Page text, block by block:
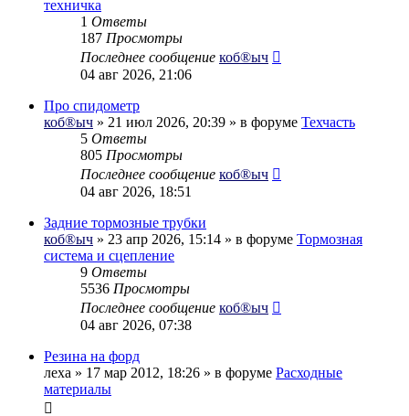
техничка
1 Ответы
187 Просмотры
Последнее сообщение коб®ыч
04 авг 2026, 21:06
Про спидометр
коб®ыч » 21 июл 2026, 20:39 » в форуме Техчасть
5 Ответы
805 Просмотры
Последнее сообщение коб®ыч
04 авг 2026, 18:51
Задние тормозные трубки
коб®ыч » 23 апр 2026, 15:14 » в форуме Тормозная
система и сцепление
9 Ответы
5536 Просмотры
Последнее сообщение коб®ыч
04 авг 2026, 07:38
Резина на форд
леха » 17 мар 2012, 18:26 » в форуме Расходные
материалы